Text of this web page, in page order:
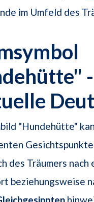
im Umfeld des
"Hundehütte"
des Träumers nach
beziehungsweise